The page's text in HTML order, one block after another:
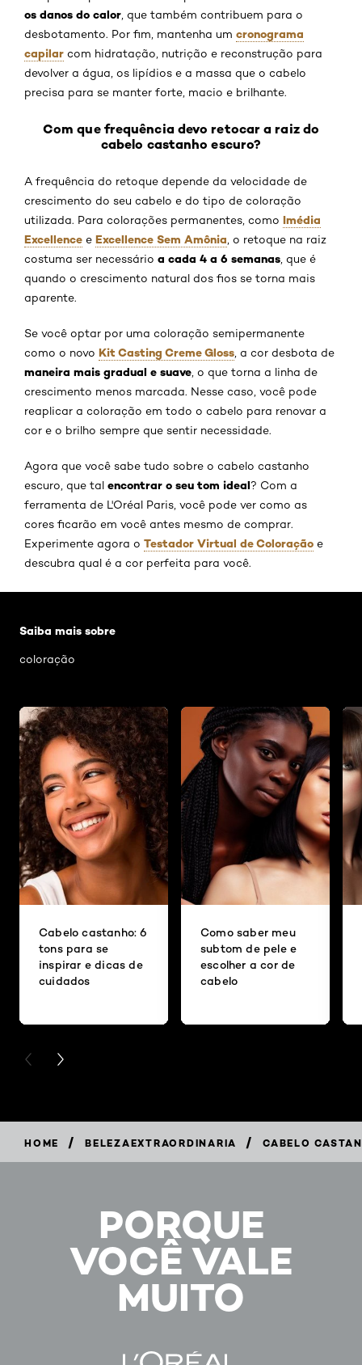
os danos do calor , que também contribuem para o
desbotamento. Por fim, mantenha um cronograma
capilar com hidratação, nutrição e reconstrução para
devolver a água, os lipídios e a massa que o cabelo
precisa para se manter forte, macio e brilhante.
Com que frequência devo retocar a raiz do
cabelo castanho escuro?
A frequência do retoque depende da velocidade de
crescimento do seu cabelo e do tipo de coloração
utilizada. Para colorações permanentes, como Imédia
Excellence e Excellence Sem Amônia , o retoque na raiz
costuma ser necessário a cada 4 a 6 semanas , que é
quando o crescimento natural dos fios se torna mais
aparente.
Se você optar por uma coloração semipermanente
como o novo Kit Casting Creme Gloss , a cor desbota de
maneira mais gradual e suave , o que torna a linha de
crescimento menos marcada. Nesse caso, você pode
reaplicar a coloração em todo o cabelo para renovar a
cor e o brilho sempre que sentir necessidade.
Agora que você sabe tudo sobre o cabelo castanho
escuro, que tal encontrar o seu tom ideal? Com a
ferramenta de L'Oréal Paris, você pode ver como as
cores ficarão em você antes mesmo de comprar.
Experimente agora o Testador Virtual de Coloração e
descubra qual é a cor perfeita para você.
Saiba mais sobre
coloração
Cabelo castanho: 6
tons para se
inspirar e dicas de
cuidados
Como saber meu
subtom de pele e
escolher a cor de
cabelo
PREVIOUS CARD
NEXT CARD
HOME / BELEZAEXTRAORDINARIA / CABELO
PORQUE
VOCÊ VALE
MUITO